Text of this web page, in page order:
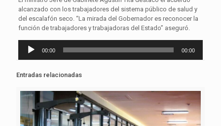
alcanzado con los trabajadores del sistema público de salud y
del escalafón seco. “La mirada del Gobernador es reconocer la
función de trabajadores y trabajadoras del Estado” aseguró.
Reproductor
00:00 00:00
Entradas relacionadas